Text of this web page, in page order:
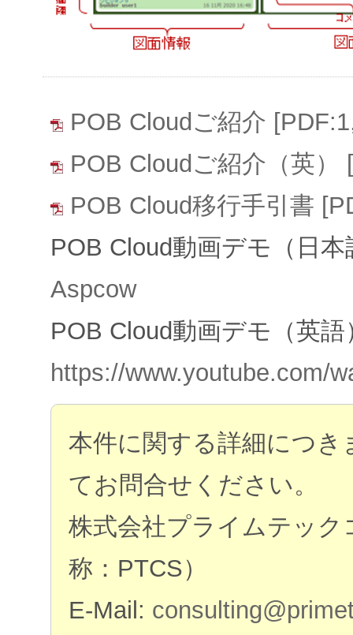
POB Cloudご紹介
POB Cloudご紹介（英）
POB Cloud移行手引書
POB Cloud動画デモ（日本
Aspcow
POB Cloud動画デモ（英語
https://www.youtube.com/
本件に関する詳細につ
てお問合せください。
株式会社プライムテッ
称：PTCS）
E-Mail: